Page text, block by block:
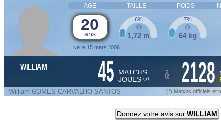
AGE TAILLE POIDS
20
ans
Né le 15 mars 2006
1,72 m
6%
64 kg
7%
WILLIAM 45 MATCHS
JOUES (*) & 2128
William GOMES CARVALHO SANTOS (*) Matchs officiels et
Donnez votre avis sur WILLIAM